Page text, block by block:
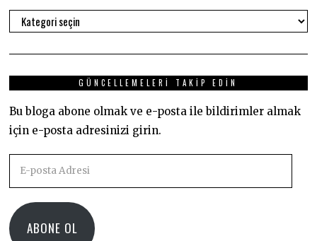
Kategoriler
GÜNCELLEMELERI TAKIP EDIN
Bu bloga abone olmak ve e-posta ile bildirimler almak
için e-posta adresinizi girin.
Adresi
ABONE OL